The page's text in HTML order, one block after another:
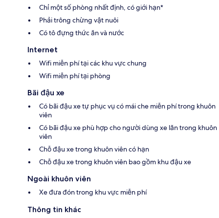
Chỉ một số phòng nhất định, có giới hạn*
Phải trông chừng vật nuôi
Có tô đựng thức ăn và nước
Internet
Wifi miễn phí tại các khu vực chung
Wifi miễn phí tại phòng
Bãi đậu xe
Có bãi đậu xe tự phục vụ có mái che miễn phí trong khuôn
viên
Có bãi đậu xe phù hợp cho người dùng xe lăn trong khuôn
viên
Chỗ đậu xe trong khuôn viên có hạn
Chỗ đậu xe trong khuôn viên bao gồm khu đậu xe
Ngoài khuôn viên
Xe đưa đón trong khu vực miễn phí
Thông tin khác